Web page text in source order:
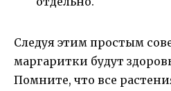
Следуя этим простым
маргаритки будут
Помните, что все